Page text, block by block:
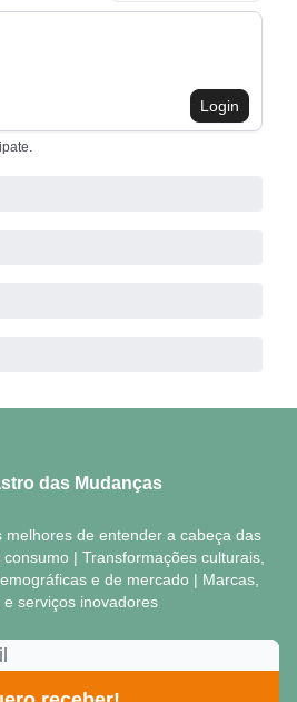
Login
das Mudanças
melhores de entender a cabeça das
| Transformações culturais,
e de mercado | Marcas,
e serviços inovadores